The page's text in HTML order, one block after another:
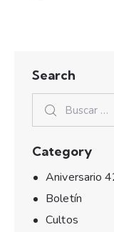
Search
Category
Aniversario
Boletín
Cultos